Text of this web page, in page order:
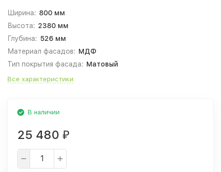
Ширина: 800 мм
Высота: 2380 мм
Глубина: 526 мм
Материал фасадов: МДФ
Тип покрытия фасада: Матовый
Все характеристики
В наличии
25 480 ₽